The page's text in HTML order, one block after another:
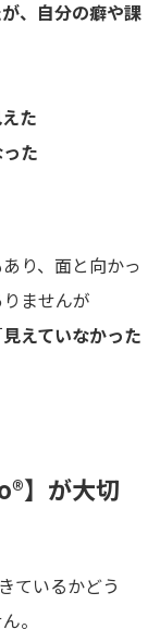
、自分の癖や課
た
た
り、面と向かっ
ませんが
見えていなかった
】が大切
ているかどう
。